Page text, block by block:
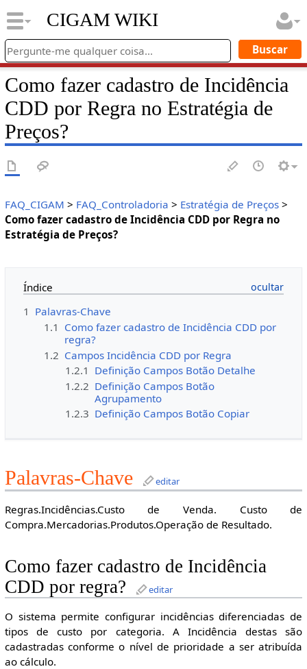
CIGAM WIKI
Como fazer cadastro de Incidência
CDD por Regra no Estratégia de
Preços?
FAQ_CIGAM > FAQ_Controladoria > Estratégia de Preços>
Como fazer cadastro de Incidência CDD por Regra no
Estratégia de Preços?
Índice
1 Palavras-Chave
1.1 Como fazer cadastro de Incidência CDD por
regra?
1.2 Campos Incidência CDD por Regra
1.2.1 Definição Campos Botão Detalhe
1.2.2 Definição Campos Botão
Agrupamento
1.2.3 Definição Campos Botão Copiar
Palavras-Chave editar
Regras.Incidências.Custo de Venda. Custo de
Compra.Mercadorias.Produtos.Operação de Resultado.
Como fazer cadastro de Incidência
CDD por regra?
editar
O sistema permite configurar incidências diferenciadas de
tipos de custo por categoria. A Incidência destas são
cadastradas conforme o nível de prioridade a ser atribuída
ao cálculo.